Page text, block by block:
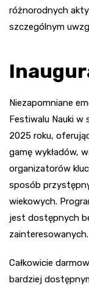
różnorodnych
szczególnym
Niezapomniane
Festiwalu Nauki w
2025 roku,
gamę wykładów,
organizatorów
sposób
wiekowych.
jest dostępnych
zainteresowanych.
Całkowicie
bardziej